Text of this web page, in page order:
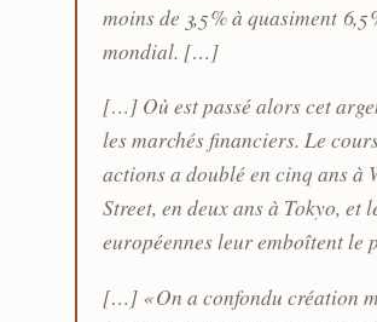
moins de 3,5 % à quasiment 6,5
mondial. […]
[…] Où est passé alors cet
les marchés financiers. Le
actions a doublé en cinq ans à
Street, en deux ans à Tokyo, et
européennes leur emboîtent
[…] « On a confondu création